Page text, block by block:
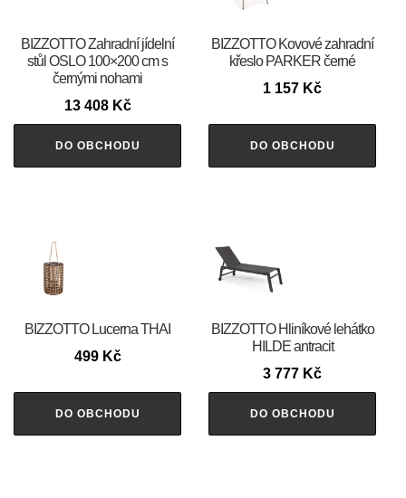
BIZZOTTO Zahradní jídelní
stůl OSLO 100×200 cm s
černými nohami
13 408 Kč
DO OBCHODU
BIZZOTTO Kovové zahradní
křeslo PARKER černé
1 157 Kč
DO OBCHODU
BIZZOTTO Lucerna THAI
499 Kč
DO OBCHODU
BIZZOTTO Hliníkové lehátko
HILDE antracit
3 777 Kč
DO OBCHODU